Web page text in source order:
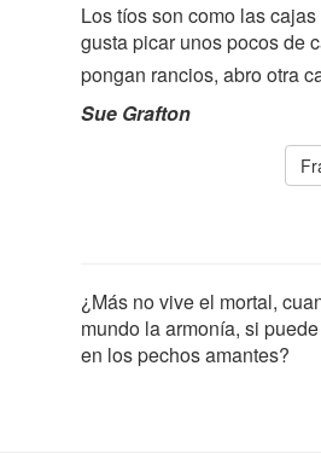
Los tíos son como las
gusta picar unos pocos de
pongan rancios, abro otra
Sue Grafton
¿Más no vive el mortal,
mundo la armonía, si
en los pechos amantes?